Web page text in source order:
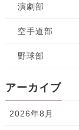
演劇部
空手道部
野球部
アーカイブ
2026年8月